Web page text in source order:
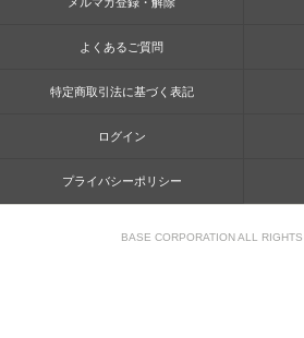
よくあるご質問
特定商取引法に基づく表記
ログイン
プライバシーポリシー
BASE CORPORATION ALL